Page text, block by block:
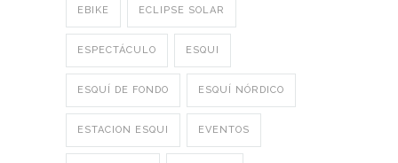
EBIKE ECLIPSE SOLAR
ESPECTÁCULO ESQUI
ESQUÍ DE FONDO ESQUÍ NÓRDICO
ESTACION ESQUI EVENTOS